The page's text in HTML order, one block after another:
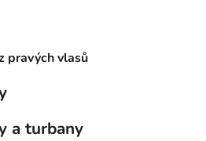
pravých vlasů
a turbany